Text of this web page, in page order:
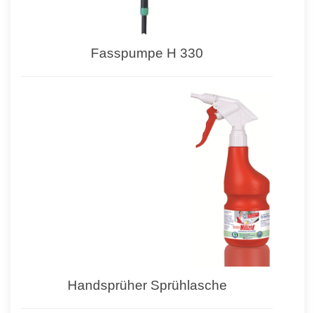
Fasspumpe H 330
Handsprüher Sprühlasche